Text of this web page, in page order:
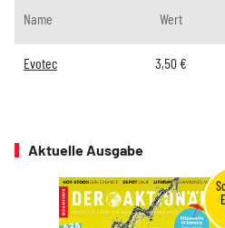
Name Wert
Evotec 3,50€
Aktuelle Ausgabe